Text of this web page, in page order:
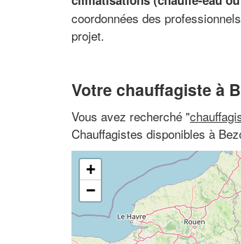
coordonnées des
projet.
Votre chauffagiste à
Vous avez recherché "
Chauffagistes disponibles à
+
−